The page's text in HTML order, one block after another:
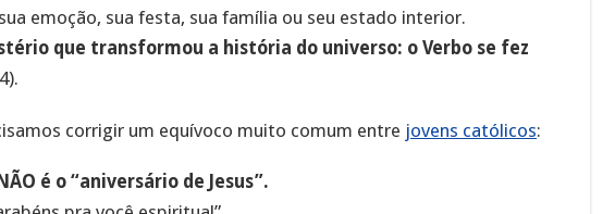
emoção, sua festa, sua família ou seu estado interior.
que transformou a história do universo: o Verbo se fez
corrigir um equívoco muito comum entre jovens católicos:
é o “aniversário de Jesus”.